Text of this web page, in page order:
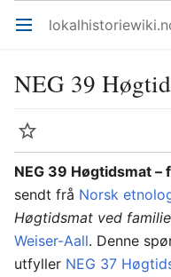
Åpne hovedmenyen
NEG 39
Overvåk
NEG 39 Høgtidsmat –
sendt frå Norsk
Høgtidsmat ved
Weiser-Aall. Denne
utfyller NEG 37